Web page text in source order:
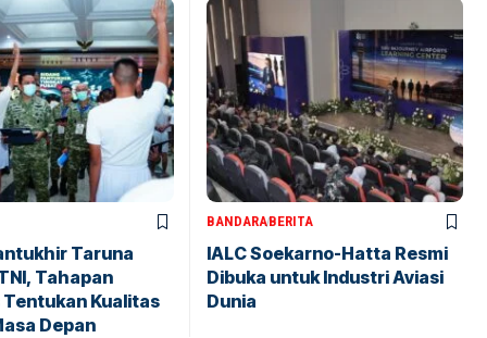
Taruna
Tahapan
Kualitas
Depan
BANDARABERITA
IALC Soekarno-Hatta Resmi
Dibuka untuk Industri Aviasi
Dunia